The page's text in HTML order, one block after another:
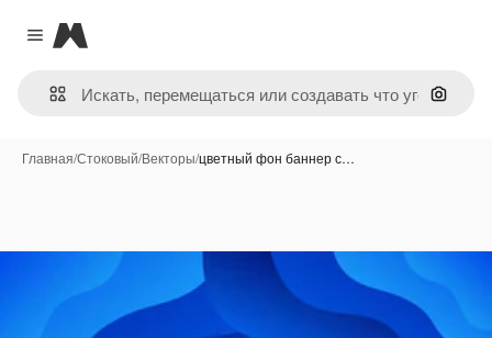
Close menu
Magnific
Поиск
Главная/Стоковый/Векторы/цветный фон баннер с…